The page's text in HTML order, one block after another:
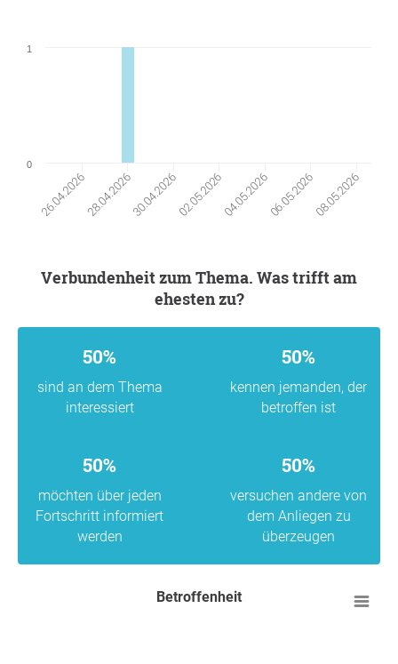
26.04.202628.04.202630.04.202602.05.2026 04.05.202606.05.202608.05.2026
0
1
Verbundenheit zum Thema. Was trifft am
ehesten zu?
50%
sind an dem Thema
interessiert
50%
kennen jemanden, der
betroffen ist
50%
möchten über jeden
Fortschritt informiert
werden
50%
versuchen andere von
dem Anliegen zu
überzeugen
Betroffenheit